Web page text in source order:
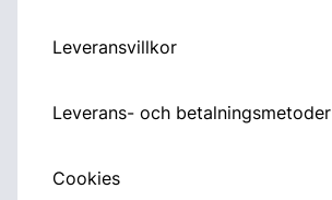
Leveransvillkor
Leverans- och betalningsmetoder
Cookies